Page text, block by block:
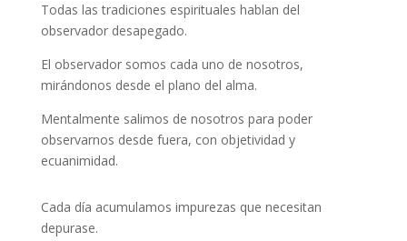
Todas las tradiciones espirituales hablan del
observador desapegado.
El observador somos cada uno de nosotros,
mirándonos desde el plano del alma.
Mentalmente salimos de nosotros para poder
observarnos desde fuera, con objetividad y
ecuanimidad.
Cada día acumulamos impurezas que necesitan
depurase.